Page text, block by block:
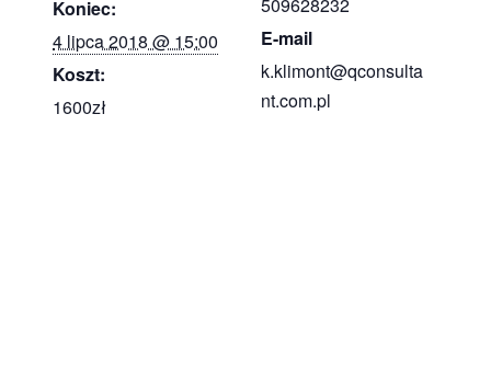
Koniec:
4 lipca 2018 @ 15:00
Koszt:
1600zł
E-mail
k.klimont@qconsulta
nt.com.pl